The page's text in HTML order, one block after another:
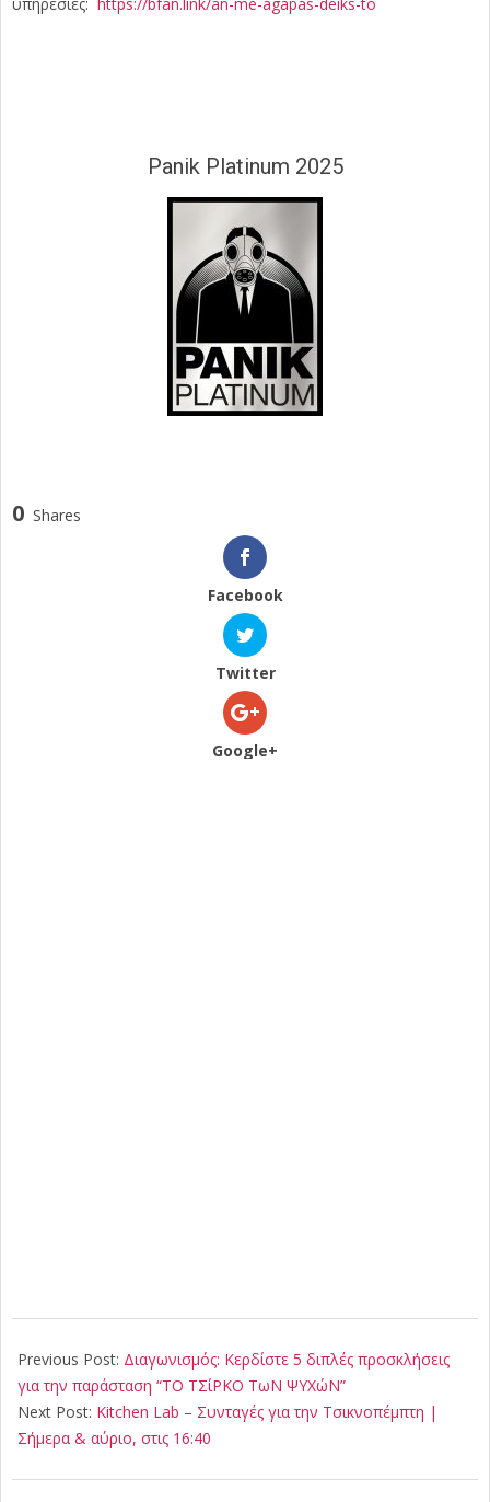
υπηρεσίες: https://bfan.link/an-me-agapas-deiks-to
Panik Platinum 2025
0 Shares
Facebook
Twitter
Google+
02-
15
Previous Post: Διαγωνισμός: Κερδίστε 5 διπλές προσκλήσεις
για την παράσταση “ΤΟ ΤΣίΡΚΟ ΤωΝ ΨΥΧώΝ”
Next Post: Kitchen Lab – Συνταγές για την Τσικνοπέμπτη |
Σήμερα & αύριο, στις 16:40